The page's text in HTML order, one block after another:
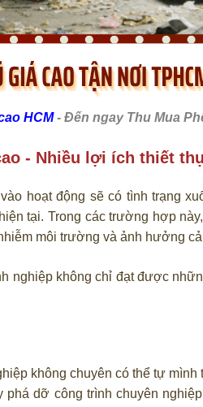
HCM- Đến ngay Thu Mua
- Nhiều lợi ích thiết
hoạt động sẽ có tình trạng
tại. Trong các trường hợp
môi trường và ảnh hưởng
nghiệp không chỉ đạt được
không chuyên có thể tự
dỡ công trình chuyên